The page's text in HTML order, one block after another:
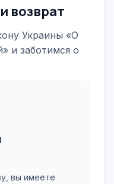
возврат
Украины «О
и заботимся о
вы имеете